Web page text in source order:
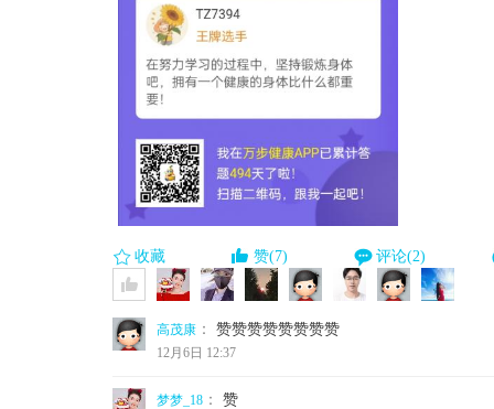
收藏 赞(7) 评论(2)
高茂康 ： 赞赞赞赞赞赞赞赞
12月6日 12:37
梦梦_18 ： 赞